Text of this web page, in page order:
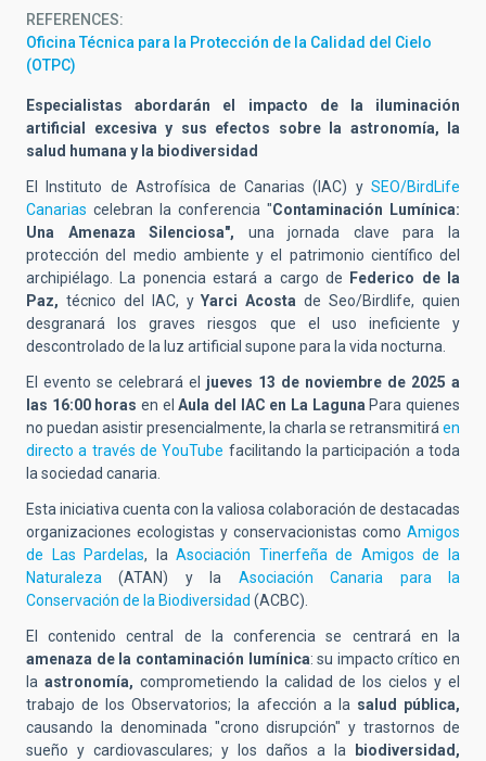
REFERENCES
Oficina Técnica para la Protección de la Calidad del Cielo
(OTPC)
Especialistas abordarán el impacto de la iluminación
artificial excesivay sus efectos sobre la astronomía, la
salud humana y la biodiversidad
El Instituto de Astrofísica de Canarias (IAC) y SEO/BirdLife
Canarias celebran la conferencia "Contaminación Lumínica:
Una Amenaza Silenciosa", una jornada clave para la
protección del medio ambiente y el patrimonio científico del
archipiélago. La ponencia estará a cargo de
Federico de la
Paz, técnico del IAC, yYarci Acosta de Seo/Birdlife, quien
desgranará los graves riesgos que el uso ineficiente y
descontrolado de la luz artificial supone para la vida nocturna.
El evento se celebrará el jueves 13 de noviembre de 2025 a
las 16:00 horas en elAula del IAC en La LagunaPara quienes
no puedan asistir presencialmente, la charla se retransmitiráen
directo a través de YouTube facilitando la participación a toda
la sociedad canaria.
Esta iniciativa cuenta con la valiosa colaboración de destacadas
organizaciones ecologistas y conservacionistas como Amigos
de Las Pardelas, laAsociación Tinerfeña de Amigos de la
Naturaleza (ATAN) y la Asociación Canaria para la
Conservación de la Biodiversidad (ACBC).
El contenido central de la conferencia se centrará en la
amenaza de la contaminación lumínica: su impacto crítico en
la astronomía, comprometiendo la calidad de los cielos y el
trabajo de los Observatorios; la afección a la salud pública,
causando la denominada "crono disrupción" y trastornos de
sueño y cardiovasculares; y los daños a la
biodiversidad,